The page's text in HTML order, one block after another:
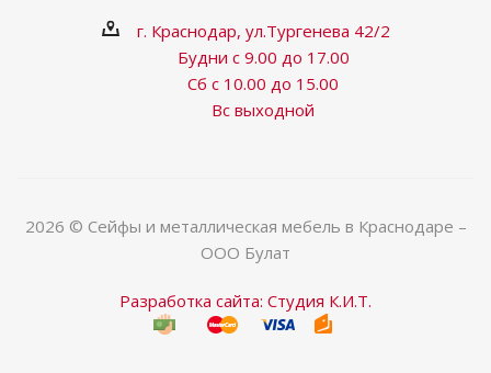
г. Краснодар, ул.Тургенева 42/2
Будни с 9.00 до 17.00
Сб с 10.00 до 15.00
Вс выходной
2026 © Сейфы и металлическая мебель в Краснодаре –
ООО Булат
Разработка сайта: Студия К.И.Т.